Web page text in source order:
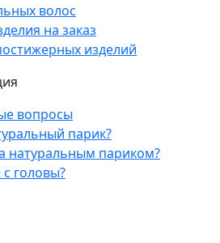
волос
на заказ
изделий
вопросы
парик?
натуральным париком?
головы?